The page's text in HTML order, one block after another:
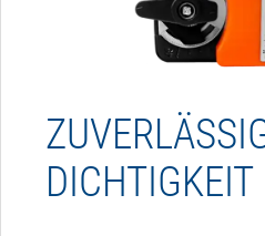
DICHTIGKEIT